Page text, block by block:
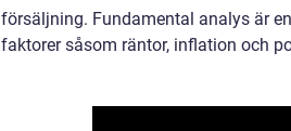
försäljning. Fundamental analys är
faktorer såsom räntor, inflation och